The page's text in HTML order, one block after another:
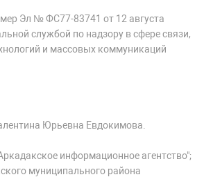
Эл № ФС77-83741 от 12 августа
службой по надзору в сфере связи,
и массовых коммуникаций
Юрьевна Евдокимова.
информационное агентство";
муниципального района